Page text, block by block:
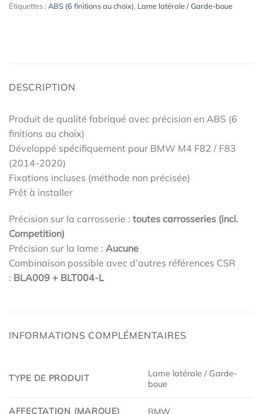
Étiquettes : ABS (6 finitions au choix), Lame latérale / Garde-boue
DESCRIPTION
Produit de qualité fabriqué avec précision en ABS (6
finitions au choix)
Développé spécifiquement pour BMW M4 F82 / F83
(2014-2020)
Fixations incluses (méthode non précisée)
Prêt à installer
Précision sur la carrosserie : toutes carrosseries (incl.
Competition)
Précision sur la lame : Aucune
Combinaison possible avec d’autres références CSR
: BLA009 + BLT004-L
INFORMATIONS COMPLÉMENTAIRES
TYPE DE PRODUIT
Lame latérale / Garde-
boue
AFFECTATION (MARQUE)